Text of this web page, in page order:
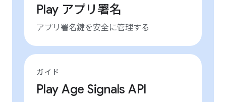
Play アプリ署名
アプリ署名鍵を安全に管理する
ガイド
Play Age Signals API